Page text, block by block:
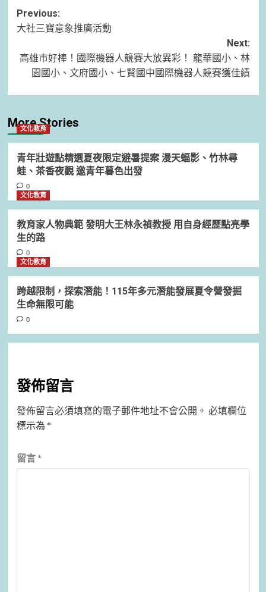
Post
navigation
Previous:
大社三寶意象推廣活動
Next:
高雄市好棒！國際機器人競賽大放異彩！ 龍華國小、林
園國小、文府國小、七賢國中國際機器人競賽獲佳績
More Stories
文化教育
青年壯遊點精選夏夜限定避暑提案 漫天蝠影、竹林尋
蛙、茶香夜觀 邀青年暮色出發
0
文化教育
教育家人物典範 發明大王林永禎教授 用自身經歷點亮學
生的路
0
文化教育
跨越限制，探索潛能！115年多元潛能發展夏令營發掘
生命無限可能
0
發佈留言
發佈留言必須填寫的電子郵件地址不會公開。 必填欄位
標示為 *
留言 *